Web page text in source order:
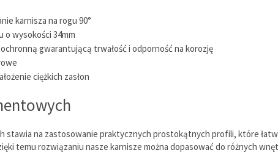
karnisza na rogu 90°
o wysokości 34mm
gwarantującą trwałość i odporność na korozję
ciężkich zasłon
stawia na zastosowanie praktycznych prostokątnych profili, które
temu rozwiązaniu nasze karnisze można dopasować do różnych